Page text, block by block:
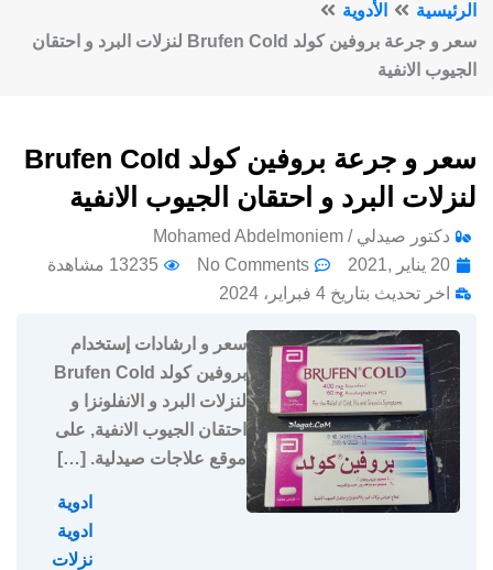
الرئيسية
الأدوية
سعر و جرعة بروفين كولد Brufen Cold لنزلات البرد و احتقان
الجيوب الانفية
سعر و جرعة بروفين كولد Brufen Cold
لنزلات البرد و احتقان الجيوب الانفية
دكتور صيدلي / Mohamed Abdelmoniem
20 يناير ,2021
No Comments
13235 مشاهدة
اخر تحديث بتاريخ 4 فبراير، 2024
سعر و ارشادات إستخدام
بروفين كولد Brufen Cold
لنزلات البرد و الانفلونزا و
احتقان الجيوب الانفية, على
موقع علاجات صيدلية. […]
ادوية
ادوية
نزلات